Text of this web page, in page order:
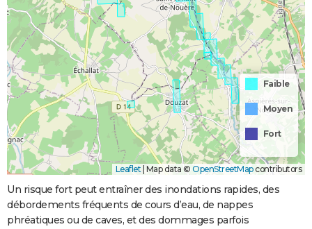
Faible
Moyen
Fort
Leaflet | Map data © OpenStreetMapcontributors
Un risque fort peut entraîner des inondations rapides, des
débordements fréquents de cours d’eau, de nappes
phréatiques ou de caves, et des dommages parfois